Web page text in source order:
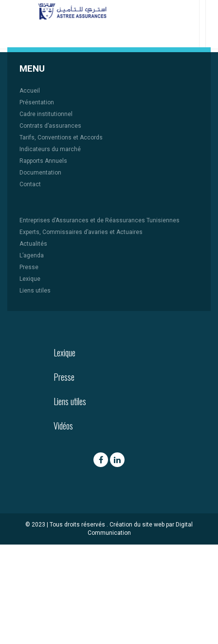
MENU
Accueil
Présentation
Cadre institutionnel
Contrats d’assurances
Tarifs, Conventions et Accords
Indicateurs du marché
Rapports Annuels
Documentation
Contact
Entreprises d’Assurances et de Réassurances Tunisiennes
Experts, Commissaires d’avaries et Actuaires
Actualités
L’agenda
Presse
Lexique
Liens utiles
Lexique
Presse
Liens utiles
Vidéos
© 2023 | Tous droits réservés . Création du site web par Digital
Communication